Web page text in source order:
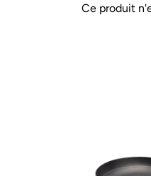
Ce produit